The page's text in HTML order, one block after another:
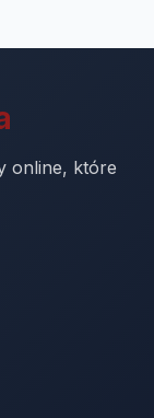
online, które